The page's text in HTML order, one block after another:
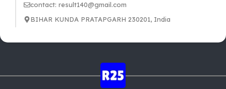
contact: result140@gmail.com
BIHAR KUNDA PRATAPGARH 230201, India